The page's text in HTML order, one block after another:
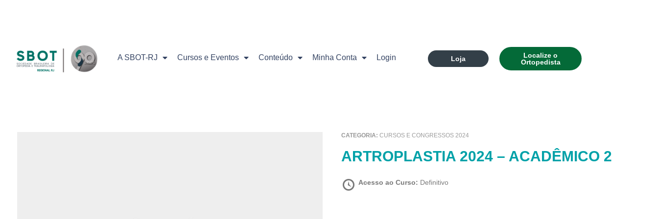
A SBOT-RJ Cursos e Eventos Conteúdo Minha Conta Login Loja
Localize o
Ortopedista
CATEGORIA:CURSOS E CONGRESSOS 2024
ARTROPLASTIA 2024 – ACADÊMICO 2
Acesso ao Curso: Definitivo